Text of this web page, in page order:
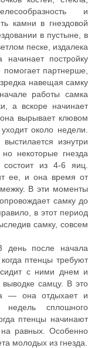
и
камни в гнездовой
в пустыне, в
песке, издалека
постройку
партнерше,
навещая самку
работы самка
а вскоре начинает
она вырывает клювом
около недели.
изнутри
некоторые гнезда
из 4-6 яиц.
ее, и она время от
В эти моменты
самку до
в этот период
самку, совсем
день после начала
птенцы требуют
с ними днем и
самцу. В это
— она отдыхает и
сплошного
птенцы начинают
равных. Особенно
молодых из гнезда.